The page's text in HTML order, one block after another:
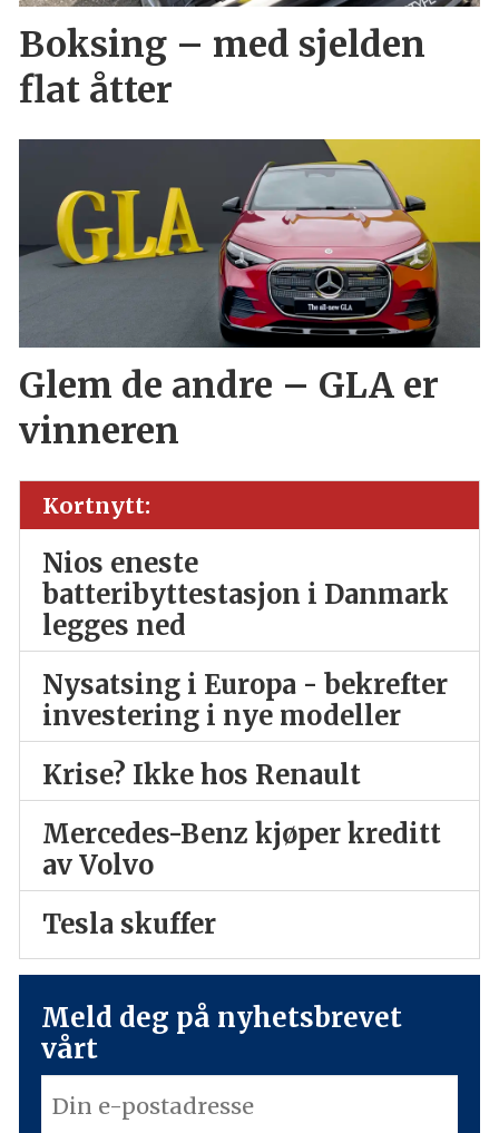
Boksing – med sjelden
flat åtter
Glem de andre – GLA er
vinneren
Kortnytt:
Nios eneste
batteribyttestasjon i Danmark
legges ned
Nysatsing i Europa - bekrefter
investering i nye modeller
Krise? Ikke hos Renault
Mercedes-Benz kjøper kreditt
av Volvo
Tesla skuffer
Meld deg på nyhetsbrevet
vårt